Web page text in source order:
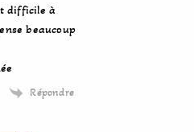
difficile à
beaucoup
Répondre